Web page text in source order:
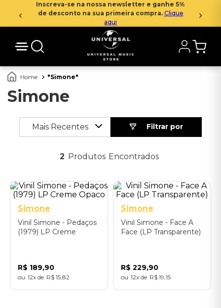
Inscreva-se na nossa newsletter e ganhe 5%
de desconto na sua primeira compra. Clique
aqui
Simone
Simone
Mais Recentes
2 Produtos
Simone
Vinil Simone - Pedaços
(1979) LP Creme
R$ 189,90
12 R$ 15 82
Simone
Vinil Simone - Face A
Face (LP Transparente)
R$ 229,90
12 R$ 19 15